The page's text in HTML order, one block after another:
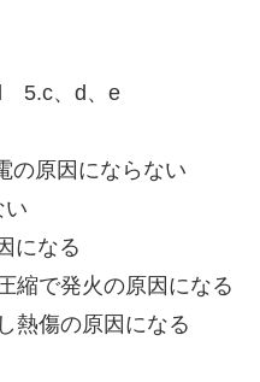
5.c、d、e
の原因にならない
い
になる
縮で発火の原因になる
熱傷の原因になる